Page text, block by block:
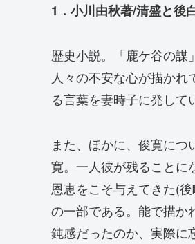
1．小川由秋著/清盛と後
歴史小説。「鹿ケ谷の謀
人々の不安な心が描か
る言葉を妻時子に発して
また、ほかに、俊寛に
寛。一人彼が残ることに
恩恵をこそ与えてきた(
の一部である。能で描か
鈍感だったのか、実際に